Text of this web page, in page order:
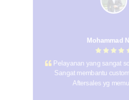
Mohammad
Pelayanan yang sangat
Sangat membantu
Aftersales yg